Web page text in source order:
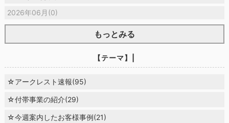
2026年06月(0)
もっとみる
【テーマ】|
☆アークレスト速報(95)
☆付帯事業の紹介(29)
☆今週案内したお客様事例(21)